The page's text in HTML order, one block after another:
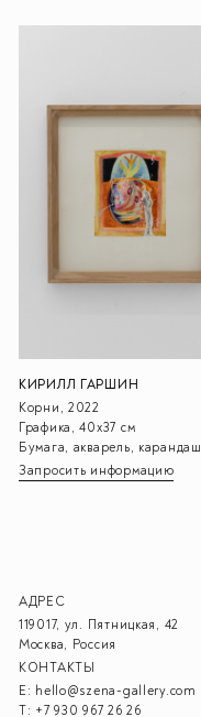
КИРИЛЛ ГАРШИН
Корни, 2022
Графика, 40х37 см
Бумага, акварель, карандаш
Запросить информацию
АДРЕС
119017, ул. Пятницкая, 42
Москва, Россия
КОНТАКТЫ
E: hello@szena-gallery.com
T: +7 930 967 26 26